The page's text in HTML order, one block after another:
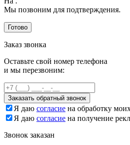
Мы позвоним для подтверждения.
Готово
Заказ звонка
Оставьте свой номер телефона
и мы перезвоним:
Заказать обратный звонок
Я даю согласие на обработку
Я даю согласие на получение
Звонок заказан